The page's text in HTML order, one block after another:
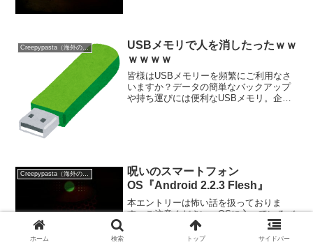
Creepypasta（海外の都市伝説）
USBメモリで人を消したったｗｗ
ｗｗｗｗ
皆様はUSBメモリーを頻繁にご利用なさ
いますか？データの簡単なバックアップ
や持ち運びには便利なUSBメモリ。企業
Creepypasta（海外の都市伝説）
呪いのスマートフォン
OS『Android 2.2.3 Flesh』
本エントリーは怖い話を扱っておりま
す。ご注意ください。OSに入っているバ
ージョン、皆様、ご存知ですか？私もこ
の話を知るまで、一切意識したこともな
ホーム 検索 トップ サイドバー